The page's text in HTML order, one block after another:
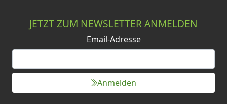
JETZT ZUM NEWSLETTER ANMELDEN
Email-Adresse
Anmelden